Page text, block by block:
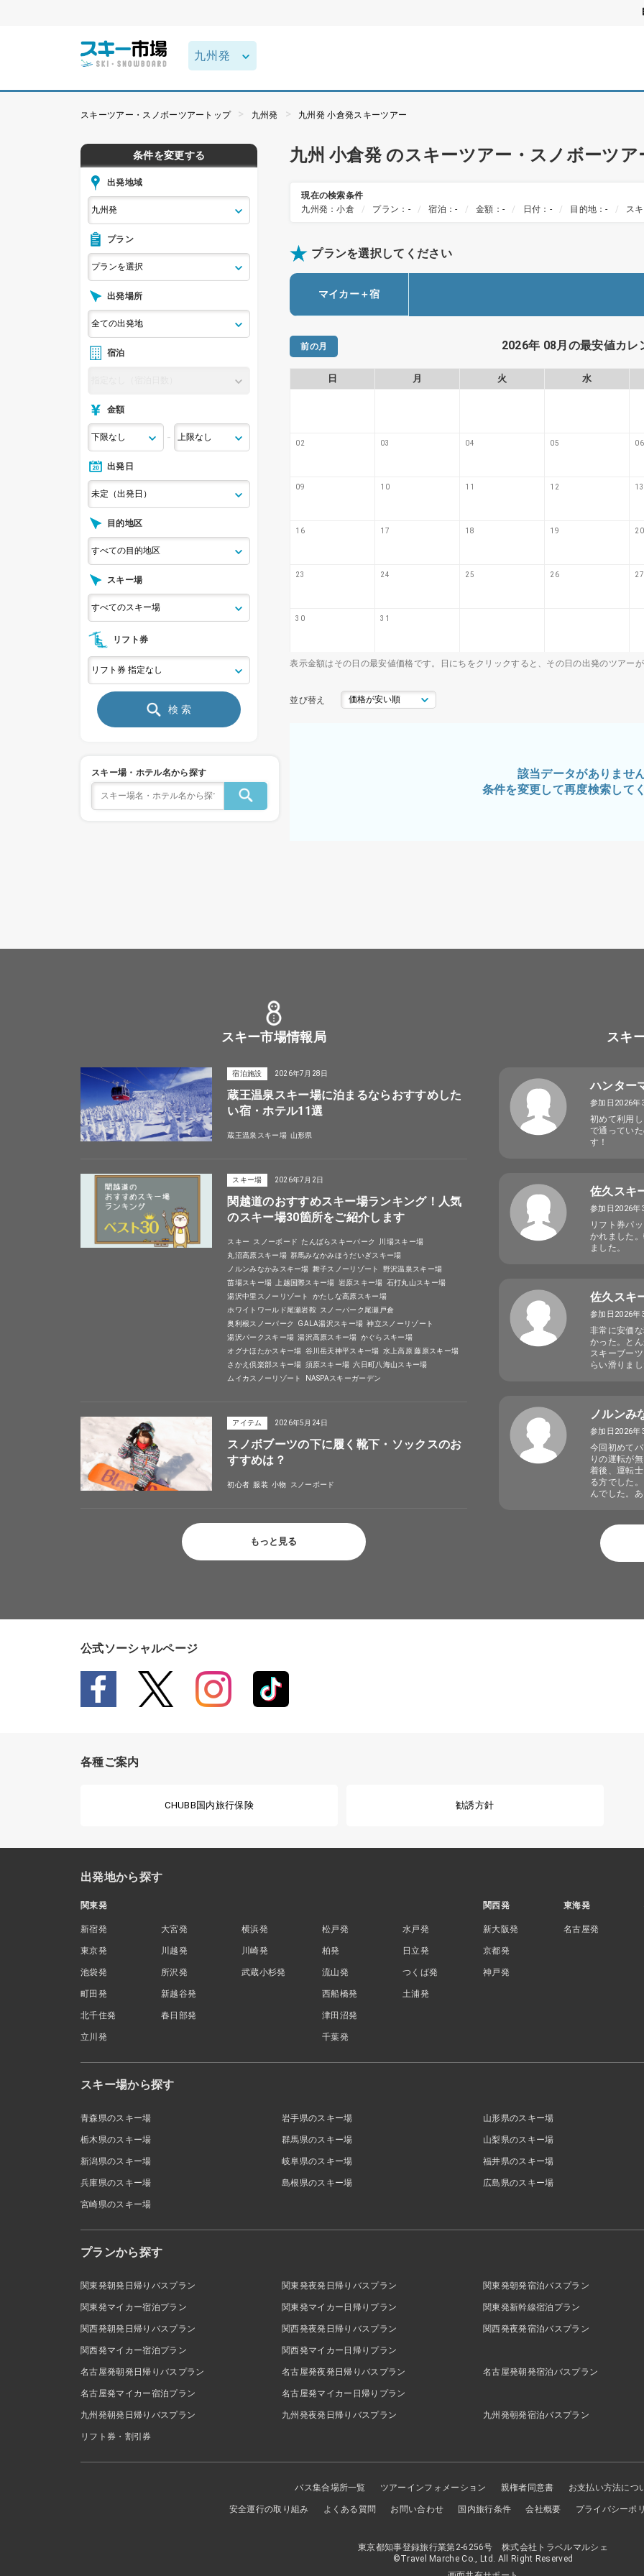
スキーツアー・スノボーツアートップ 九州発 九州発 小倉発スキーツアー
条件を変更する
出発地域
プラン
出発場所
宿泊
金額
-
出発日
目的地区
スキー場
リフト券
検 索
スキー場・ホテル名から探す
九州 小倉発 のスキーツアー・スノボーツア
現在の検索条件
九州発：小倉
プラン：- 宿泊：- 金額：- 日付：- 目的地：- ス
プランを選択してください
マイカー＋宿
前の月 2026年 08月の最安値カレ
日 月 火 水
02 03 04 05 06
09 10 11 12 13
16 17 18 19 20
23 24 25 26 27
30 31
表示金額はその日の最安値価格です。日にちをクリックすると、その日の出発のツアーが
並び替え
該当データがありません
条件を変更して再度検索して
スキー市場情報局
宿泊施設 2026年7月28日
蔵王温泉スキー場に泊まるならおすすめした
い宿・ホテル11選
蔵王温泉スキー場 山形県
スキー場 2026年7月2日
関越道のおすすめスキー場ランキング！人気
のスキー場30箇所をご紹介します
スキー スノーボード たんばらスキーパーク
川場スキー場
丸沼高原スキー場 群馬みなかみほうだいぎスキー場
ノルンみなかみスキー場 舞子スノーリゾート
野沢温泉スキー場
苗場スキー場
上越国際スキー場 岩原スキー場 石打丸山スキー場
湯沢中里スノーリゾート
かたしな高原スキー場
ホワイトワールド尾瀬岩鞍 スノーパーク尾瀬戸倉
奥利根スノーパーク
GALA湯沢スキー場 神立スノーリゾート
湯沢パークスキー場 湯沢高原スキー場 かぐらスキー場
オグナほたかスキー場 谷川岳天神平スキー場 水上高原 藤原スキー場
さかえ倶楽部スキー場 須原スキー場 六日町八海山スキー場
ムイカスノーリゾート
NASPAスキーガーデン
アイテム 2026年5月24日
スノボブーツの下に履く靴下・ソックスのお
すすめは？
初心者 服装 小物 スノーボード
もっと見る
スキ
ハンター
参加日2026年
初めて利用
で通ってい
す！
佐久スキ
参加日2026年
リフト券パ
かれました
ました。
佐久スキ
参加日2026年
非常に安価
かった。と
スキーブー
らい滑りま
ノルンみ
参加日2026年
今回初めて
りの運転が
着後、運転
る方でした
んでした。
公式ソーシャルページ
各種ご案内
CHUBB国内旅行保険 勧誘方針
出発地から探す
関東発
新宿発
東京発
池袋発
町田発
北千住発
立川発
大宮発
川越発
所沢発
新越谷発
春日部発
横浜発
川崎発
武蔵小杉発
松戸発
柏発
流山発
西船橋発
津田沼発
千葉発
水戸発
日立発
つくば発
土浦発
関西発
新大阪発
京都発
神戸発
東海発
名古屋発
スキー場から探す
青森県のスキー場 岩手県のスキー場 山形県のスキー場
栃木県のスキー場 群馬県のスキー場 山梨県のスキー場
新潟県のスキー場 岐阜県のスキー場 福井県のスキー場
兵庫県のスキー場 島根県のスキー場 広島県のスキー場
宮崎県のスキー場
プランから探す
関東発朝発日帰りバスプラン 関東発夜発日帰りバスプラン 関東発朝発宿泊バスプラン
関東発マイカー宿泊プラン 関東発マイカー日帰りプラン 関東発新幹線宿泊プラン
関西発朝発日帰りバスプラン 関西発夜発日帰りバスプラン 関西発夜発宿泊バスプラン
関西発マイカー宿泊プラン 関西発マイカー日帰りプラン
名古屋発朝発日帰りバスプラン 名古屋発夜発日帰りバスプラン 名古屋発朝発宿泊バスプラン
名古屋発マイカー宿泊プラン 名古屋発マイカー日帰りプラン
九州発朝発日帰りバスプラン 九州発夜発日帰りバスプラン 九州発朝発宿泊バスプラン
リフト券・割引券
バス集合場所一覧 ツアーインフォメーション 親権者同意書 お支払い方法につ
安全運行の取り組み よくある質問 お問い合わせ 国内旅行条件 会社概要 プライバシーポ
東京都知事登録旅行業第2-6256号 株式会社トラベルマルシェ
©Travel Marche Co., Ltd. All Right Reserved